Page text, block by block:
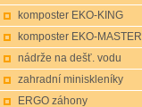
komposter EKO-KING
komposter EKO-MASTER
nádrže na dešť. vodu
zahradní miniskleníky
ERGO záhony